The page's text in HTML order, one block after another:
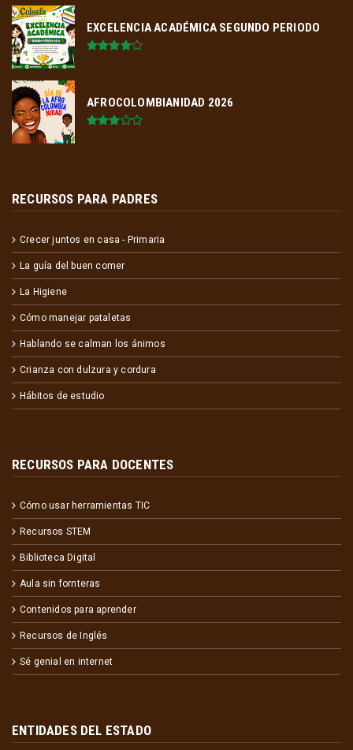
EXCELENCIA ACADÉMICA SEGUNDO PERIODO
AFROCOLOMBIANIDAD 2026
RECURSOS PARA PADRES
Crecer juntos en casa - Primaria
La guía del buen comer
La Higiene
Cómo manejar pataletas
Hablando se calman los ánimos
Crianza con dulzura y cordura
Hábitos de estudio
RECURSOS PARA DOCENTES
Cómo usar herramientas TIC
Recursos STEM
Biblioteca Digital
Aula sin fornteras
Contenidos para aprender
Recursos de Inglés
Sé genial en internet
ENTIDADES DEL ESTADO